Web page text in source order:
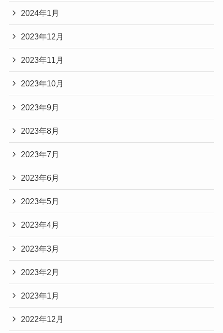
2024年1月
2023年12月
2023年11月
2023年10月
2023年9月
2023年8月
2023年7月
2023年6月
2023年5月
2023年4月
2023年3月
2023年2月
2023年1月
2022年12月